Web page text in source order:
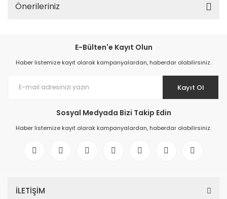
Önerileriniz
E-Bülten'e Kayıt Olun
Haber listemize kayıt olarak kampanyalardan, haberdar olabilirsiniz.
Kayıt Ol
Sosyal Medyada Bizi Takip Edin
Haber listemize kayıt olarak kampanyalardan, haberdar olabilirsiniz.
İLETİŞİM